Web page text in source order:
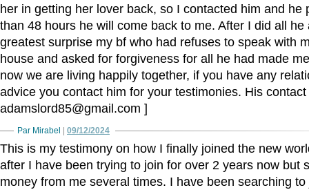
her in getting her lover back, so I contacted him and he
than 48 hours he will come back to me. After I did all he
greatest surprise my bf who had refuses to speak with
house and asked for forgiveness for all he had made
now we are living happily together, if you have any
advice you contact him for your testimonies. His
adamslord85@gmail.com ]
Par Mirabel 09/12/2024
This is my testimony on how I finally joined the new
after I have been trying to join for over 2 years now but
money from me several times. I have been searching